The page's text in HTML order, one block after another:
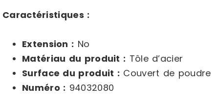
Caractéristiques :
Extension : No
Matériau du produit : Tôle d’acier
Surface du produit : Couvert de poudre
Numéro : 94032080